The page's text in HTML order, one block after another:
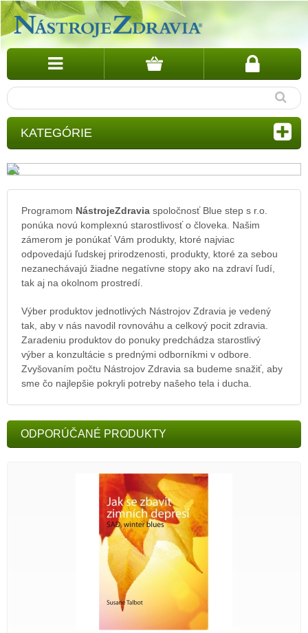
KATEGÓRIE
Programom NástrojeZdraviaspoločnosť Blue step s r.o.
ponúka novú komplexnú starostlivosť o človeka. Našim
zámerom je ponúkať Vám produkty, ktoré najviac
odpovedajú ľudskej prirodzenosti, produkty, ktoré za sebou
nezanechávajú žiadne negatívne stopy ako na zdraví ľudí,
tak aj na okolnom prostredí.
Výber produktov jednotlivých Nástrojov Zdravia je vedený
tak, aby v nás navodil rovnováhu a celkový pocit zdravia.
Zaradeniu produktov do ponuky predchádza starostlivý
výber a konzultácie s prednými odborníkmi v odbore.
Zvyšovaním počtu Nástrojov Zdravia sa budeme snažiť, aby
sme čo najlepšie pokryli potreby našeho tela i ducha.
ODPORÚČANÉ PRODUKTY